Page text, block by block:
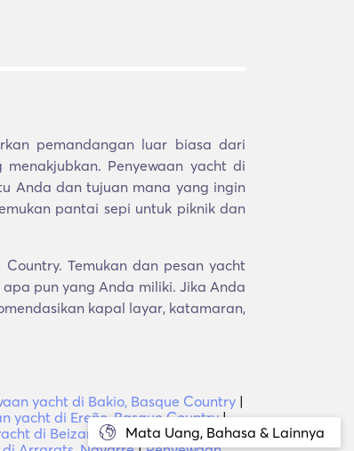
Mata Uang, Bahasa & Lainnya
pemandangan luar biasa dari
Penyewaan yacht di
Anda dan tujuan mana yang ingin
pantai sepi untuk piknik dan
Temukan dan pesan yacht
pun yang Anda miliki. Jika Anda
kapal layar, katamaran,
yacht di Bakio, Basque Country |
yacht di Ereño, Basque Country|
di Beizama, Basque Country|